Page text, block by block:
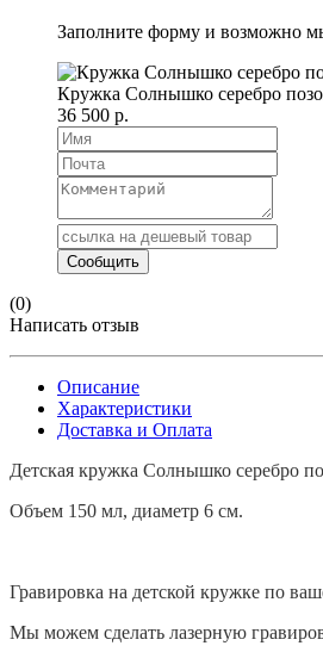
Заполните форму и возможно
Кружка Солнышко серебро
36 500 р.
(0)
Написать отзыв
Описание
Характеристики
Доставка и Оплата
Детская кружка Солнышко серебро
Объем 150 мл, диаметр 6 см.
Гравировка на детской кружке по
Мы можем сделать лазерную